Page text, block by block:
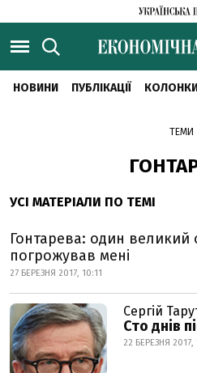
НОВИНИ ПУБЛІКАЦІЇ
ТЕМИ
УСІ МАТЕРІАЛИ ПО ТЕМІ
Гонтарева: один великий
погрожував мені
27 БЕРЕЗНЯ 2017, 10:11
Сергій
Сто днів
22 БЕРЕЗНЯ 2017,